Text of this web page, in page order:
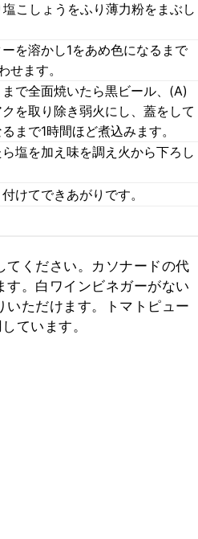
こしょうをふり薄力粉をまぶし
を溶かし1をあめ色になるまで
せます。
で全面焼いたら黒ビール、(A)
を取り除き弱火にし、蓋をして
まで1時間ほど煮込みます。
塩を加え味を調え火から下ろし
けてできあがりです。
てください。カソナードの代
す。白ワインビネガーがない
いただけます。トマトピュー
ています。